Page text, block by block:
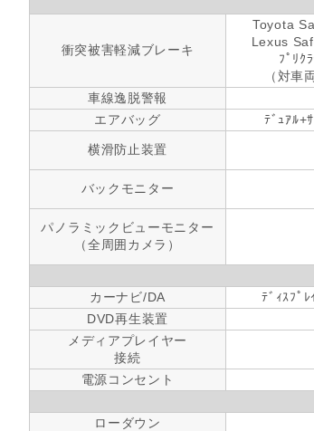
衝突被害軽減ブレーキ
Toyota
Lexus
ﾌﾟﾘｸ
（対車
車線逸脱警報
エアバッグ
ﾃﾞｭｱﾙ+
横滑防止装置
バックモニター
パノラミックビューモニター
（全周囲カメラ）
カーナビ/DA
ﾃﾞｨｽﾌﾟﾚ
DVD再生装置
メディアプレイヤー
接続
電源コンセント
ローダウン